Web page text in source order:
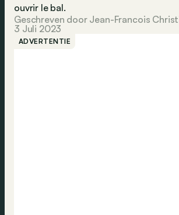
ouvrir le bal.
Geschreven door Jean-Francois
3 Juli 2023
ADVERTENTIE